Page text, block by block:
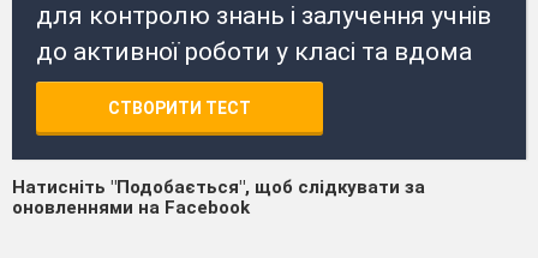
для контролю знань і залучення учнів
до активної роботи у класі та вдома
СТВОРИТИ ТЕСТ
Натисніть "Подобається", щоб слідкувати за
оновленнями на Facebook